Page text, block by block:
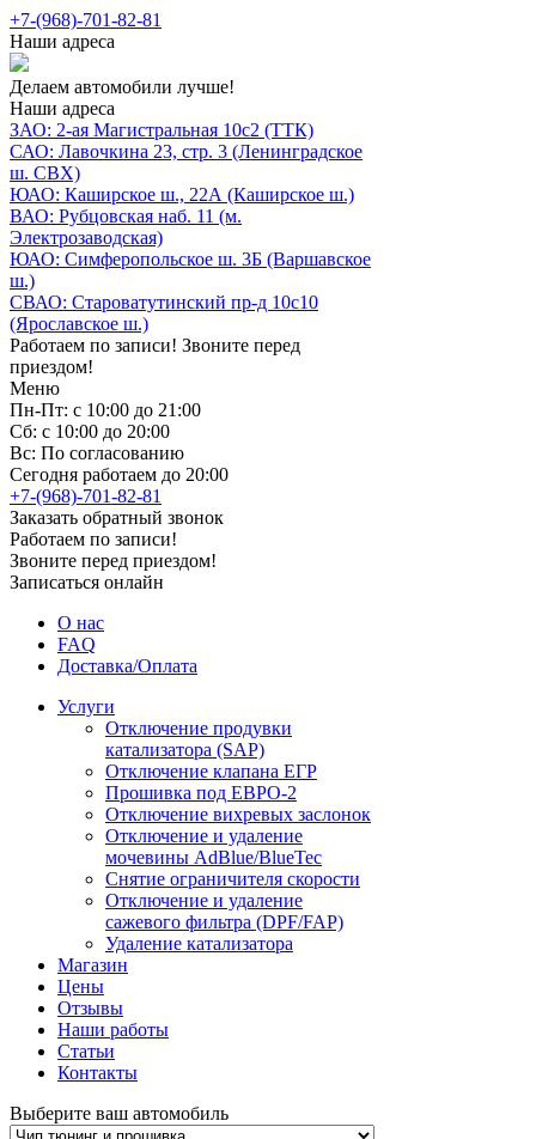
+7-(968)-701-82-81
Наши адреса
Делаем автомобили лучше!
Наши адреса
ЗАО: 2-ая Магистральная 10с2 (ТТК)
САО: Лавочкина 23, стр. 3 (Ленинградское
ш. СВХ)
ЮАО: Каширское ш., 22А (Каширское ш.)
ВАО: Рубцовская наб. 11 (м.
Электрозаводская)
ЮАО: Симферопольское ш. 3Б (Варшавское
ш.)
СВАО: Староватутинский пр-д 10с10
(Ярославское ш.)
Работаем по записи! Звоните перед
приездом!
Меню
Пн-Пт: с 10:00 до 21:00
Сб: с 10:00 до 20:00
Вс: По согласованию
Сегодня работаем до 20:00
+7-(968)-701-82-81
Заказать обратный звонок
Работаем по записи!
Звоните перед приездом!
Записаться онлайн
О нас
FAQ
Доставка/Оплата
Услуги
Отключение продувки
катализатора (SAP)
Отключение клапана ЕГР
Прошивка под ЕВРО-2
Отключение вихревых заслонок
Отключение и удаление
мочевины AdBlue/BlueTec
Снятие ограничителя скорости
Отключение и удаление
сажевого фильтра (DPF/FAP)
Удаление катализатора
Магазин
Цены
Отзывы
Наши работы
Статьи
Контакты
Выберите ваш автомобиль